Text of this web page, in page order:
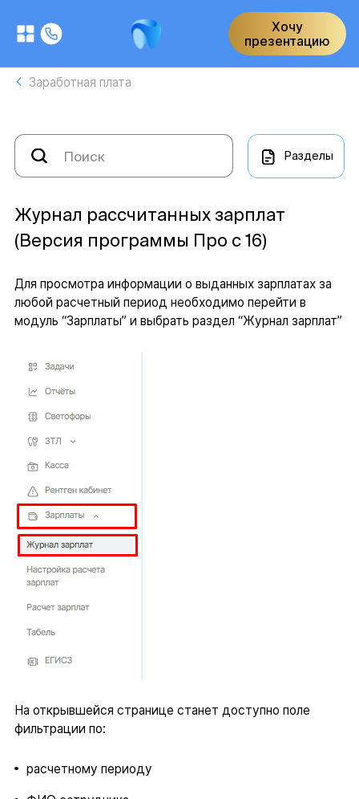
Хочу
презентацию
Заработная плата
Разделы
Журнал рассчитанных зарплат
(Версия программы Про с 16)
Для просмотра информации о выданных зарплатах за
любой расчетный период необходимо перейти в
модуль “Зарплаты” и выбрать раздел “Журнал зарплат”
На открывшейся странице станет доступно поле
фильтрации по:
расчетному периоду